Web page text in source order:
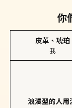
你
皮革、琥珀
我
浪漫型的人用